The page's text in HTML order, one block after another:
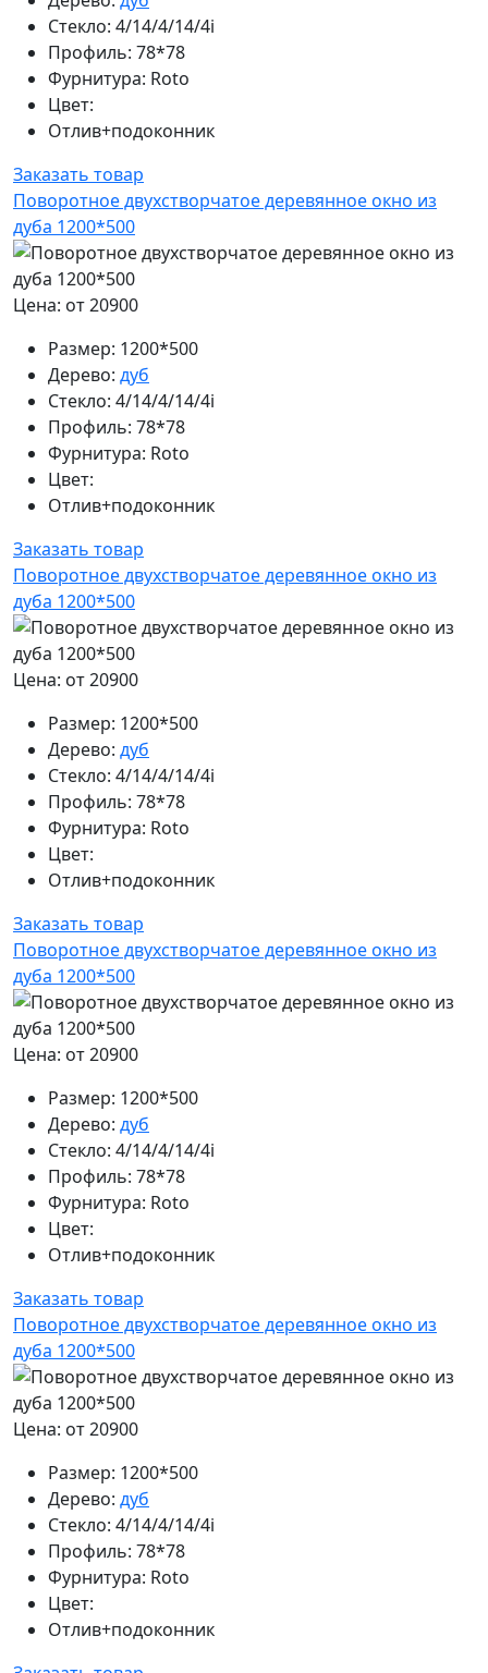
Стекло: 4/14/4/14/4i
Профиль: 78*78
Фурнитура: Roto
Цвет:
Отлив+подоконник
Заказать товар
Поворотное двухстворчатое деревянное окно из
дуба 1200*500
Цена: от 20900
Размер: 1200*500
Дерево: дуб
Стекло: 4/14/4/14/4i
Профиль: 78*78
Фурнитура: Roto
Цвет:
Отлив+подоконник
Заказать товар
Поворотное двухстворчатое деревянное окно из
дуба 1200*500
Цена: от 20900
Размер: 1200*500
Дерево: дуб
Стекло: 4/14/4/14/4i
Профиль: 78*78
Фурнитура: Roto
Цвет:
Отлив+подоконник
Заказать товар
Поворотное двухстворчатое деревянное окно из
дуба 1200*500
Цена: от 20900
Размер: 1200*500
Дерево: дуб
Стекло: 4/14/4/14/4i
Профиль: 78*78
Фурнитура: Roto
Цвет:
Отлив+подоконник
Заказать товар
Поворотное двухстворчатое деревянное окно из
дуба 1200*500
Цена: от 20900
Размер: 1200*500
Дерево: дуб
Стекло: 4/14/4/14/4i
Профиль: 78*78
Фурнитура: Roto
Цвет:
Отлив+подоконник